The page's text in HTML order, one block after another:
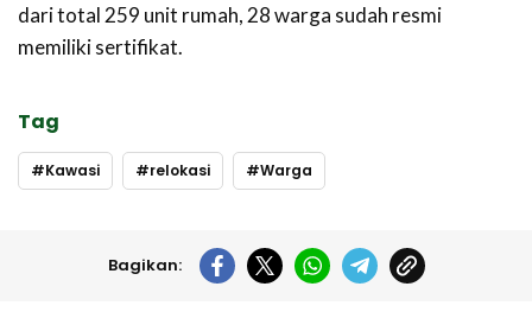
dari total 259 unit rumah, 28 warga sudah resmi
memiliki sertifikat.
Tag
Kawasi relokasi Warga
Bagikan: